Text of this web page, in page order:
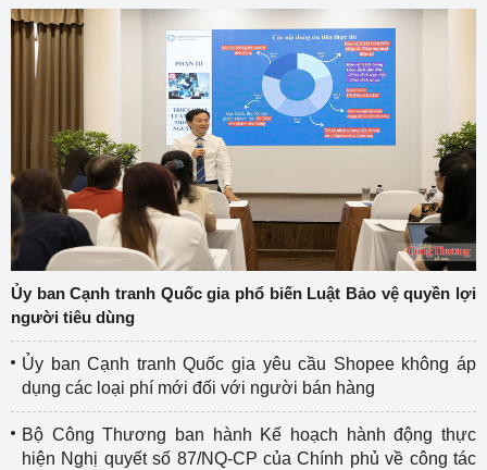
Ủy ban Cạnh tranh Quốc gia phổ biến Luật Bảo vệ quyền lợi
người tiêu dùng
Ủy ban Cạnh tranh Quốc gia yêu cầu Shopee không áp
dụng các loại phí mới đối với người bán hàng
Bộ Công Thương ban hành Kế hoạch hành động thực
hiện Nghị quyết số 87/NQ-CP của Chính phủ về công tác